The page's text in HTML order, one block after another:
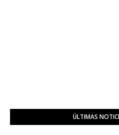
ÚLTIMAS